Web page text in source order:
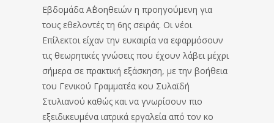
Εβδομάδα Α΄Βοηθειών η προηγούμενη για
τους εθελοντές τη 6ης σειράς. Οι νέοι
Επίλεκτοι είχαν την ευκαιρία να εφαρμόσουν
τις θεωρητικές γνώσεις που έχουν λάβει μέχρι
σήμερα σε πρακτική εξάσκηση, με την βοήθεια
του Γενικού Γραμματέα κου Συλαϊδή
Στυλιανού καθώς και να γνωρίσουν πιο
εξειδικευμένα ιατρικά εργαλεία από τον κο